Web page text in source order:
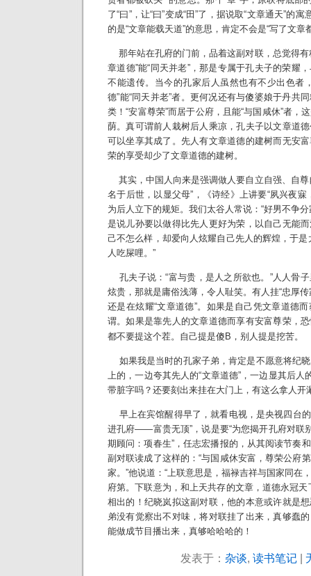
了“曰”，让“曰”变成“田”了，据说取“文章通天”的
的是“文章能载天道”的意思，肯定不会是“写了文章
那年站在孔府的门前，品着这副对联，总觉得有
章道德”能“同天并老”，那是专属于孔夫子的荣耀
不能遗传。当今的孔家后人虽然也有不少出色者
德”能“同天并老”者。更何况还有与傻婆娘于丹共
类！“安富尊荣”而居于公府，且能“与国咸休”者，
荫。真可谓前人栽树后人乘凉，孔夫子以文章道
可以坐享其成了。先人有文章道德的建树而无安
荣的享受却少了文章道德的建树。
其实，中国人向来是强调做人要自立自强、自尊
名于后世，以显父母”，《诗经》上讲要“夙兴夜
为后人立下的规矩。我们太谷人常说：“好男不争
是说儿孙要以做得比先人更好为荣，以自己无能
己不怎么样，却爱向人炫耀自己先人的辉煌，于是
人吃屎哩。”
孔夫子说：“富与贵，是人之所欲也。”人人骨
炫贵，那就是庸俗浅薄，令人耻笑。有人挂“忠厚
还是在炫耀“文章道德”。如果是自己凭文章道德
谓。如果是靠先人的文章道德而享有安富尊荣，
都不要提这个茬。自己提是傻B，别人提是挖苦。
如果我是当时的孔家子弟，肯定是不愿意将纪
上的，一边夸其先人的“文章道德”，一边显其后人
带脏字吗？还要刻出来挂在大门上，有这么拿人开
早上在宾馆醒得早了，就看电视，是央视四台的
进孔府——富贵无顶”，说是要“为您揭开孔府对联
期顾问：项春生”，任志宏播报的，从其阅读节奏
副对联读成了这样的：“与国咸休安富，尊荣公府
家。”他说道：“上联意思是，福禄吉祥与国家同在
府第。下联意为，和上天共存的文章，道德永冠天
相出的！纪晓岚拟这副对联，他的本意或许就是
弟没有觉察出不对味，将对联挂了出来，真够蠢
能做成节目播出来，真够哈哈哈的！
发表于： 杂谈, 读书笔记|